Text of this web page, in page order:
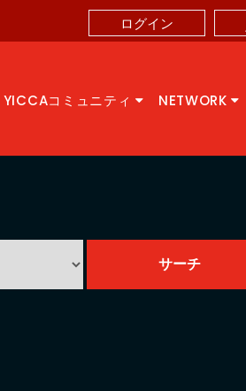
ログイン
YICCAコミュニティ NETWORK